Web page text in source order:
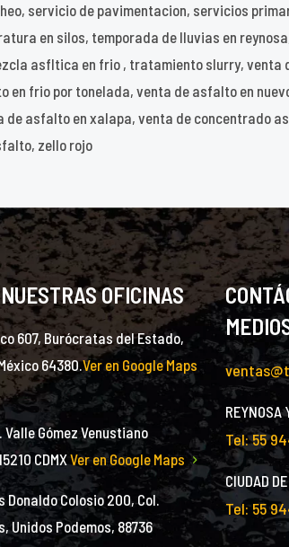
servicio de pavimentacion, servicios
en silos, temporada de lluvias en
asfltica en frio , tratamiento slurry,
en frio por tonelada, venta de asfalto en
de asfalto en xalapa, venta de concentrado
zello rojo
OFICINAS
607, Burócratas del Estado,
64380.Ver en Google Maps
Valle Gómez Venustiano
CDMXVer en Google Maps
Donaldo Colosio 200, Col.
Unidos Podemos, 88736
REYNOSA
Tel: 55
CIUDAD
Tel: 55